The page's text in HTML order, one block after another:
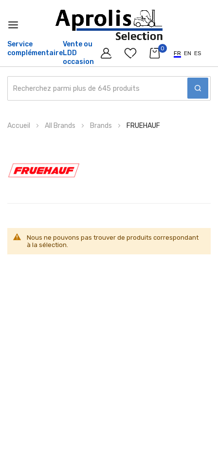
Service
complémentaire
Vente ou
LDD
occasion
0
FR EN ES
au
Accueil All Brands Brands FRUEHAUF
Nous ne pouvons pas trouver de produits correspondant
à la sélection.